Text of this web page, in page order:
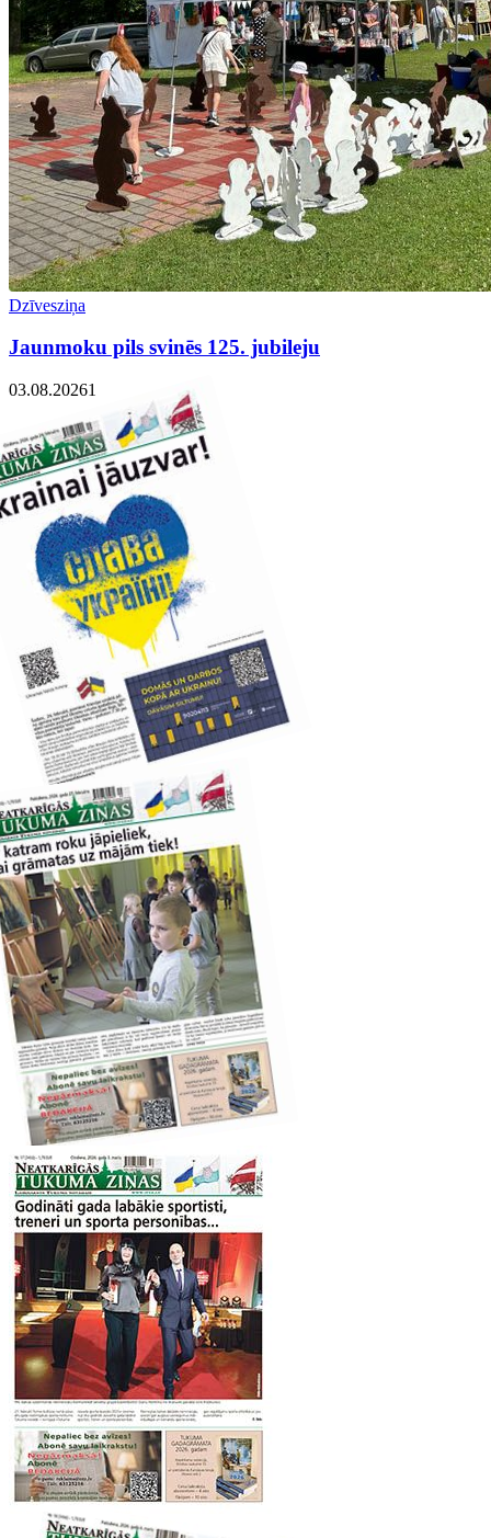
Dzīvesziņa
Jaunmoku pils svinēs 125. jubileju
03.08.20261